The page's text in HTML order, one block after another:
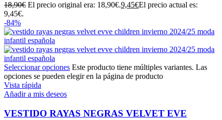
18,90€ El precio original era: 18,90€.9,45€El precio actual es:
9,45€.
-84%
Seleccionar opciones Este producto tiene múltiples variantes. Las
opciones se pueden elegir en la página de producto
Vista rápida
Añadir a mis deseos
VESTIDO RAYAS NEGRAS VELVET EVE